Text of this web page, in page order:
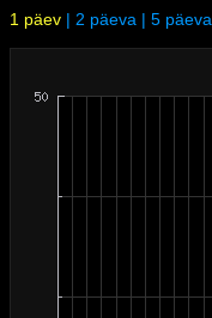
1 päev | 2 päeva | 5 päeva